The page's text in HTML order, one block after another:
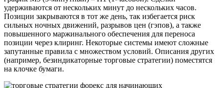
удерживаются от нескольких минут до нескольких часов.
Позиции закрываются в тот же день, так избегается риск
сильных ночных движений, разрывов цен (гэпов), а также
повышенного маржинального обеспечения для переноса
позиции через клиринг. Некоторые системы имеют сложные
запутанные правила с множеством условий. Описания других
(например, безиндикаторные торговые стратегии) поместятся
на клочке бумаги.